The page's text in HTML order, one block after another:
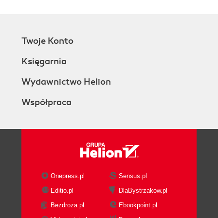
structures dynamics (70)
factors of city resilience and vulnerability, and
external factors determining its development
2.6. Stage VI. Assessment of a city's
of creating a resilient city (75)
3. Further remarks for the method application (75)
Annex. Using the AHP method to define
RESILIENCE IN THE SELECTED EUROPEAN
Twoje Konto
Księgarnia
Wydawnictwo Helion
Współpraca
Onepress.pl
Sensus.pl
Editio.pl
DlaBystrzakow.pl
Bezdroza.pl
Ebookpoint.pl